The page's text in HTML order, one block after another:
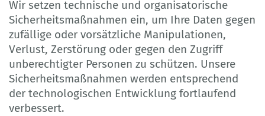
Wir setzen technische und organisatorische
Sicherheitsmaßnahmen ein, um Ihre Daten gegen
zufällige oder vorsätzliche Manipulationen,
Verlust, Zerstörung oder gegen den Zugriff
unberechtigter Personen zu schützen. Unsere
Sicherheitsmaßnahmen werden entsprechend
der technologischen Entwicklung fortlaufend
verbessert.